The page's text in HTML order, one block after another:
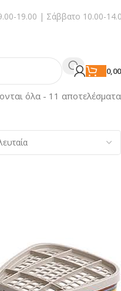
19.00 | Σάββατο 10.00-
όλα - 11 αποτελέσματα